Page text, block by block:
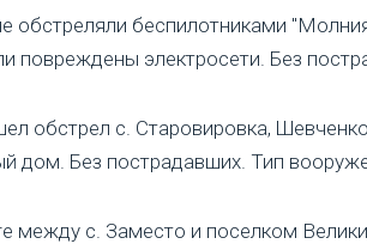
обстреляли беспилотниками
повреждены электросети. Без
обстрел с. Старовировка,
дом. Без пострадавших. Тип
между с. Заместо и поселком